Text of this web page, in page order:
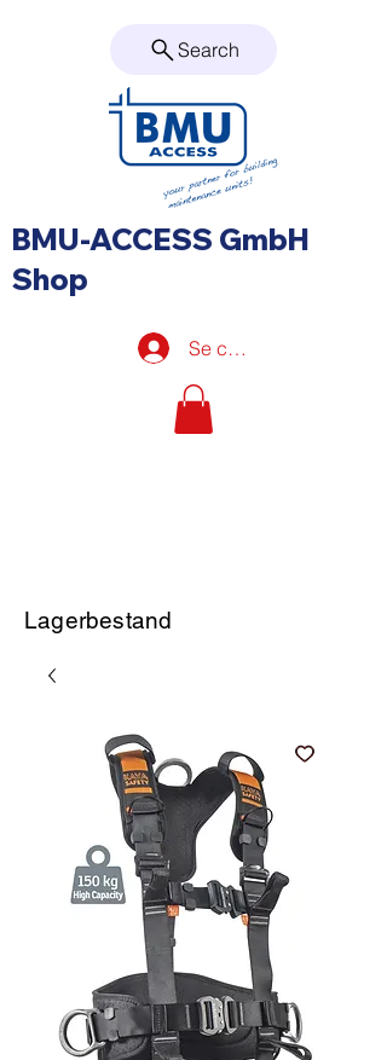
Search
BMU-ACCESS GmbH
Shop
Se connecter
Lagerbestand